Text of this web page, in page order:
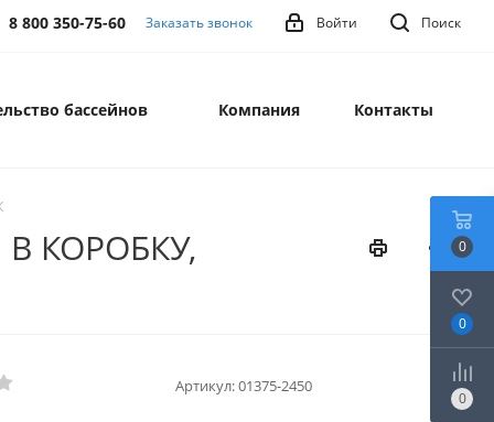
Поиск
Войти
8 800 350-75-60 Заказать звонок
бассейнов Компания Контакты
КОРОБКУ,
Артикул:01375-2450
0
0
0